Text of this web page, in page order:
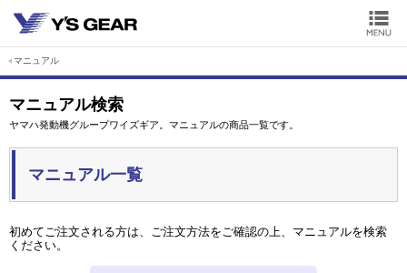
マニュアル
マニュアル検索
ヤマハ発動機グループワイズギア。マニュアルの商品一覧です。
マニュアル一覧
初めてご注文される方は、ご注文方法をご確認の上、マニュアルを検索
ください。